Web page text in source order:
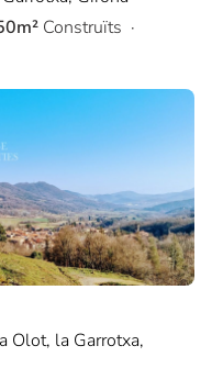
Construïts
Olot, la Garrotxa,